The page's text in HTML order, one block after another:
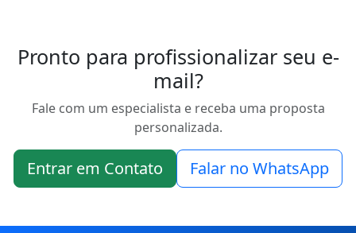
Pronto para profissionalizar seu e-
mail?
Fale com um especialista e receba uma proposta
personalizada.
Entrar em Contato Falar no WhatsApp